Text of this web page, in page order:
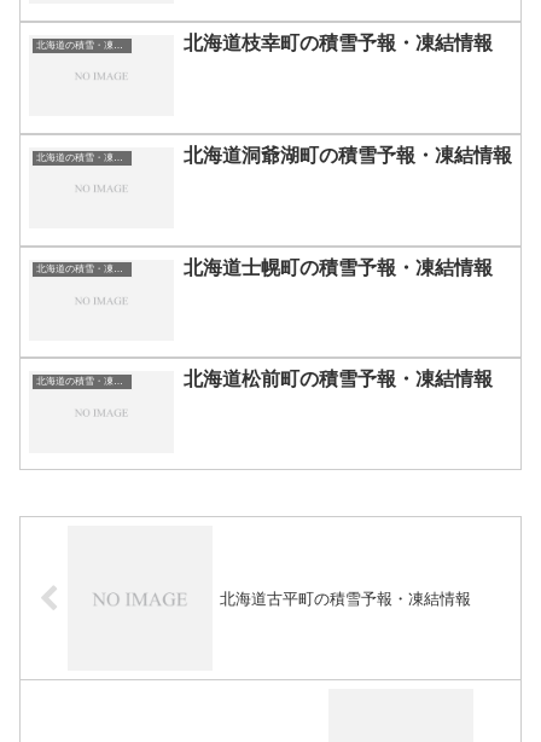
北海道枝幸町の積雪予報・凍結情報
北海道洞爺湖町の積雪予報・凍結情報
北海道の積雪・凍結情報 北海道士幌町の積雪予報・凍結情報
北海道の積雪・凍結情報 北海道松前町の積雪予報・凍結情報
北海道古平町の積雪予報・凍結情報